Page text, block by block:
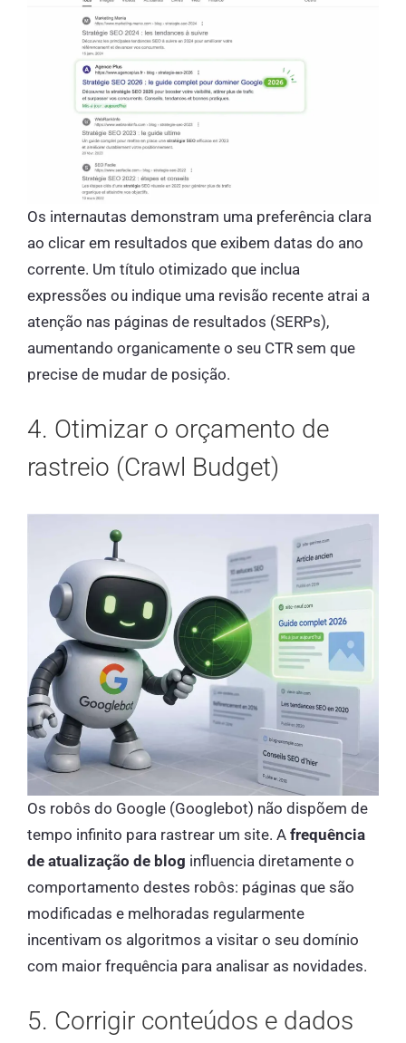
Os internautas demonstram uma preferência clara
ao clicar em resultados que exibem datas do ano
corrente. Um título otimizado que inclua
expressões ou indique uma revisão recente atrai a
atenção nas páginas de resultados (SERPs),
aumentando organicamente o seu CTR sem que
precise de mudar de posição.
4. Otimizar o orçamento de
rastreio (Crawl Budget)
Os robôs do Google (Googlebot) não dispõem de
tempo infinito para rastrear um site. A frequência
de atualização de blog influencia diretamente o
comportamento destes robôs: páginas que são
modificadas e melhoradas regularmente
incentivam os algoritmos a visitar o seu domínio
com maior frequência para analisar as novidades.
5. Corrigir conteúdos e dados